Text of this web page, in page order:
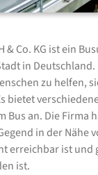
& Co. KG ist ein
in
zu helfen,
bietet
Bus an. Die Firma
in der Nähe
erreichbar ist und
ist.